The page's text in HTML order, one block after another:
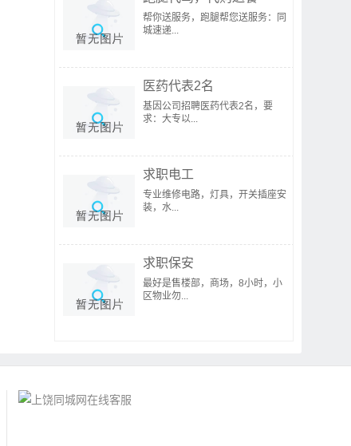
帮你送服务，跑腿帮您送服务：同
城速递...
医药代表2名
基因公司招聘医药代表2名，要
求：大专以...
求职电工
专业维修电路，灯具，开关插座安
装，水...
求职保安
最好是售楼部，商场，8小时，小
区物业勿...